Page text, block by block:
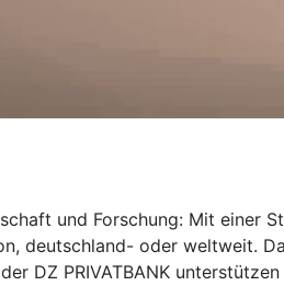
und Forschung: Mit
deutschland- oder weltweit.
DZ PRIVATBANK